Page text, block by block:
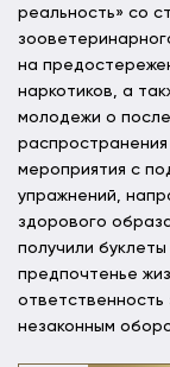
реальность» со
на
наркотиков, а
молодежи о
мероприятия с
упражнений,
здорового
получили
предпочтенье
ответственность
незаконным